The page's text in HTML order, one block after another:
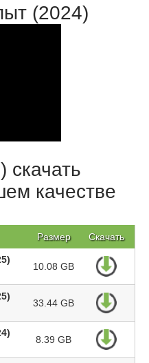
(2024)
скачать
качестве
Размер Скачать
10.08 GB
33.44 GB
8.39 GB